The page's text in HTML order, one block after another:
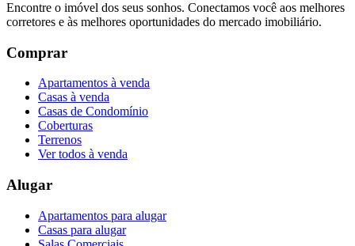
Encontre o imóvel dos seus sonhos. Conectamos você aos melhores
corretores e às melhores oportunidades do mercado imobiliário.
Comprar
Apartamentos à venda
Casas à venda
Casas de Condomínio
Coberturas
Terrenos
Ver todos à venda
Alugar
Apartamentos para alugar
Casas para alugar